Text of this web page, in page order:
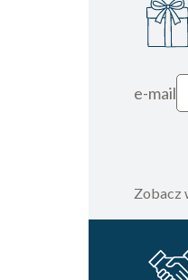
e-mail
Zobacz